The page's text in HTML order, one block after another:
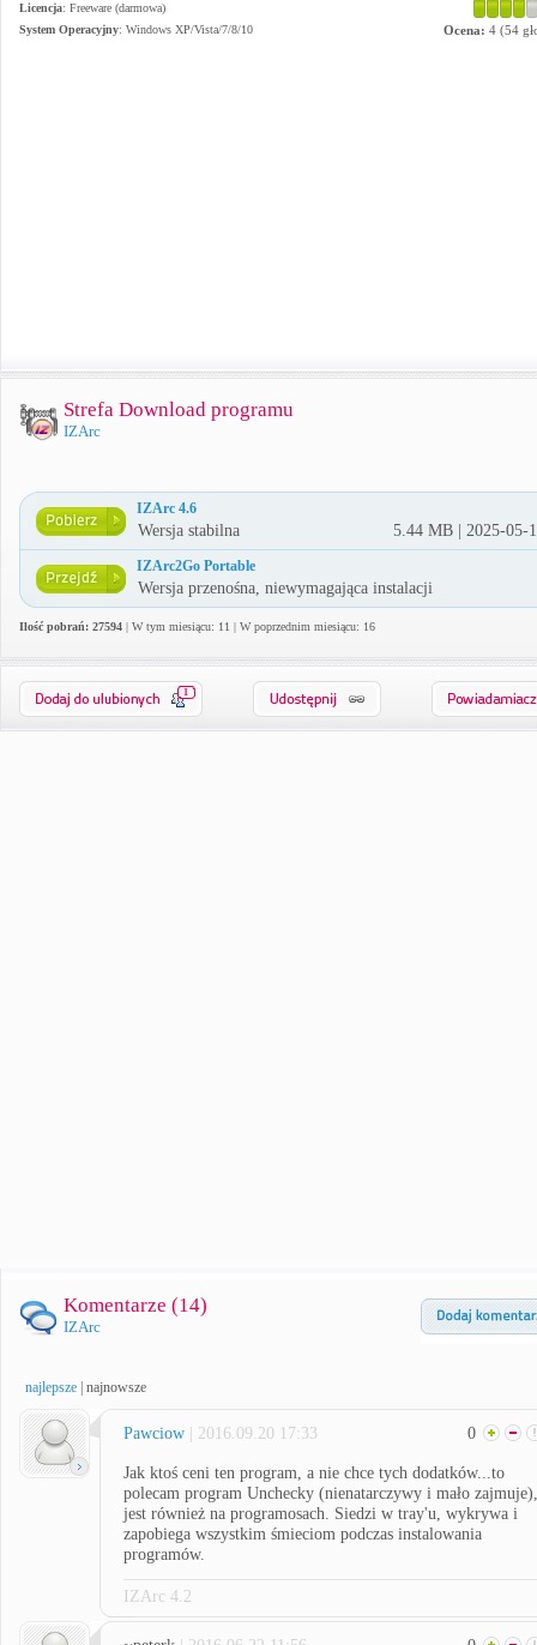
Licencja: Freeware (darmowa)
System Operacyjny: Windows XP/Vista/7/8/10 Ocena: 4 (54
Strefa Download programu
IZArc
IZArc 4.6
Wersja stabilna 5.44 MB | 2025-05-
IZArc2Go Portable
Wersja przenośna, niewymagająca instalacji
Ilość pobrań: 27594 | W tym miesiącu: 11 | W poprzednim miesiącu: 16
1
Komentarze (14)
IZArc
najlepsze najnowsze
Pawciow | 2016.09.20 17:33 0
Jak ktoś ceni ten program, a nie chce tych dodatków...to
polecam program Unchecky (nienatarczywy i mało zajmuje),
jest również na programosach. Siedzi w tray'u, wykrywa i
zapobiega wszystkim śmieciom podczas instalowania
programów.
IZArc 4.2